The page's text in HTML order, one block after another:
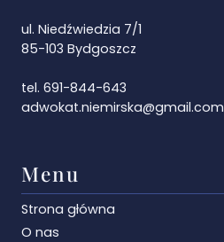
Menu
Strona główna
O nas
ul. Niedźwiedzia 7/1
85-103 Bydgoszcz
tel. 691-844-643
adwokat.niemirska@gmail.com